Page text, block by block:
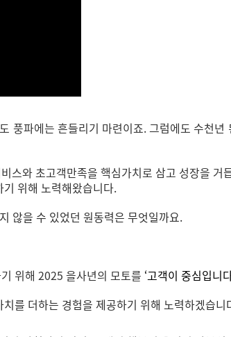
풍파에는 흔들리기 마련이죠.그럼에도 수천년
스와 초고객만족을 핵심가치로 삼고 성장을 거
위해 노력해왔습니다.
않을 수 있었던 원동력은 무엇일까요.
위해 2025 을사년의 모토를 ‘고객이 중심입니
를 더하는 경험을 제공하기 위해 노력하겠습니